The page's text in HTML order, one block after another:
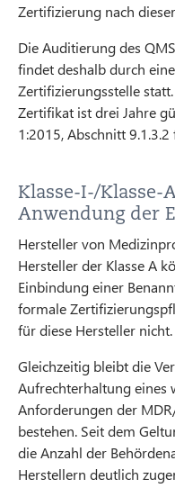
Zertifizierung nach
Die Auditierung des
findet deshalb durch
Zertifizierungsstelle
Zertifikat ist drei Jahre
1:2015, Abschnitt 9.1.3.2
Klasse-I-/Klasse-
Anwendung der
Hersteller von
Hersteller der Klasse A
Einbindung einer
formale
für diese Hersteller nicht.
Gleichzeitig bleibt die
Aufrechterhaltung eines
Anforderungen der
bestehen. Seit dem
die Anzahl der
Herstellern deutlich